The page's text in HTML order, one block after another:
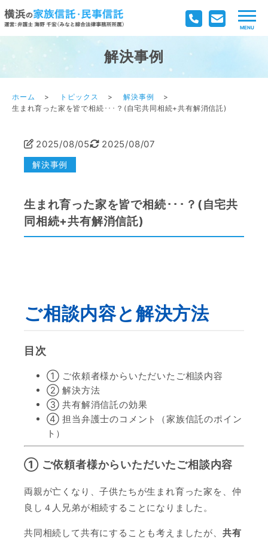
解決事例
ホーム トピックス
解決事例
生まれ育った家を皆で相続･･･？(自宅共同相続+共有解消信託)
2025/08/05 2025/08/07
解決事例
生まれ育った家を皆で相続･･･？(自宅共
同相続+共有解消信託)
ご相談内容と解決方法
目次
① ご依頼者様からいただいたご相談内容
② 解決方法
③ 共有解消信託の効果
④ 担当弁護士のコメント（家族信託のポイン
ト）
① ご依頼者様からいただいたご相談内容
両親が亡くなり、子供たちが生まれ育った家を、仲
良し４人兄弟が相続することになりました。
共同相続して共有にすることも考えましたが、 共有